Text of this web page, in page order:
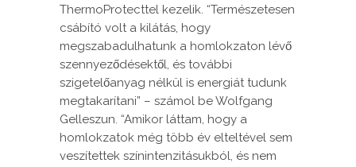
ThermoProtecttel kezelik. “Természetesen
csábító volt a kilátás, hogy
megszabadulhatunk a homlokzaton lévő
szennyeződésektől, és további
szigetelőanyag nélkül is energiát tudunk
megtakarítani” – számol be Wolfgang
Gelleszun. “Amikor láttam, hogy a
homlokzatok még több év elteltével sem
veszítettek színintenzitásukból, és nem